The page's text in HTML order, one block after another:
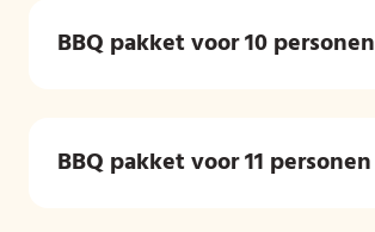
BBQ pakket voor 10 personen
BBQ pakket voor 11 personen